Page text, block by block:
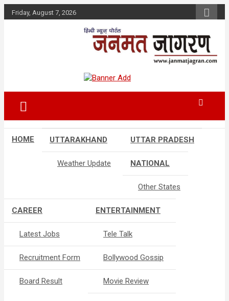
Skip
to
Friday, August 7, 2026
HOME UTTARAKHAND
Weather Update
UTTAR PRADESH
NATIONAL
Other States
CAREER
Latest Jobs
Recruitment Form
Board Result
ENTERTAINMENT
Tele Talk
Bollywood Gossip
Movie Review